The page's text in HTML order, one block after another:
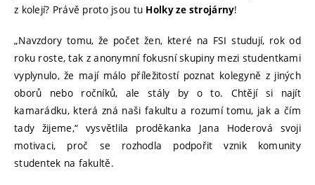
z kolejí? Právě proto jsou tu Holky ze strojárny!
„Navzdory tomu, že počet žen, které na FSI studují, rok od
roku roste, tak z anonymní fokusní skupiny mezi studentkami
vyplynulo, že mají málo příležitostí poznat kolegyně z jiných
oborů nebo ročníků, ale stály by o to. Chtějí si najít
kamarádku, která zná naši fakultu a rozumí tomu, jak a čím
tady žijeme,“ vysvětlila proděkanka Jana Hoderová svoji
motivaci, proč se rozhodla podpořit vznik komunity
studentek na fakultě.